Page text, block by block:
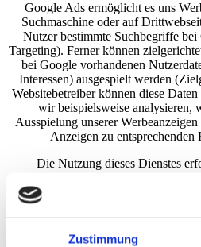
Zustimmung
Google Ads ermöglicht es uns
Suchmaschine oder auf
Nutzer bestimmte Suchbegriffe
Targeting). Ferner können
bei Google vorhandenen
Interessen) ausgespielt werden
Websitebetreiber können diese
wir beispielsweise analysieren,
Ausspielung unserer
Anzeigen zu
Die Nutzung dieses Dienstes
Standardvertragsklauseln der EU-